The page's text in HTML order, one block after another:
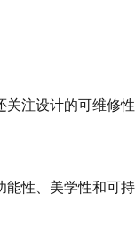
关注设计的可维修性
能性、美学性和可持